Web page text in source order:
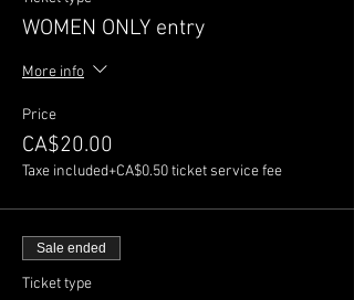
WOMEN ONLY entry
More info
Price
CA$20.00
Taxe included+CA$0.50 ticket service fee
Sale ended
Ticket type